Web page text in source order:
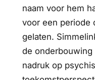
naam voor hem
voor een periode
gelaten.
de
nadruk op